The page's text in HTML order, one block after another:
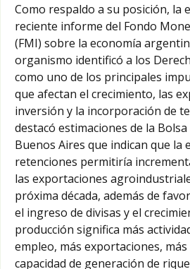
Como respaldo a su posición, la
reciente informe del Fondo
(FMI) sobre la economía
organismo identificó a los
como uno de los principales
que afectan el crecimiento, las
inversión y la incorporación de
destacó estimaciones de la Bolsa
Buenos Aires que indican que la
retenciones permitiría
las exportaciones
próxima década, además de
el ingreso de divisas y el
producción significa más
empleo, más exportaciones,
capacidad de generación de